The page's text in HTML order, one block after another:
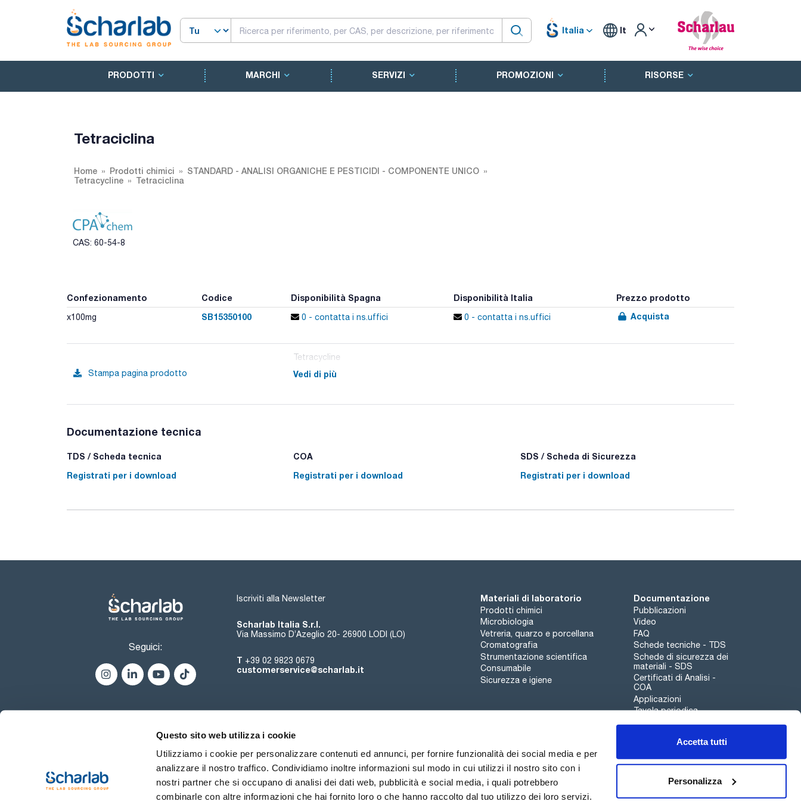
Questo sito web utilizza i cookie
Utilizziamo i cookie per personalizzare contenuti ed annunci, per fornire funzionalità dei social media e per
analizzare il nostro traffico. Condividiamo inoltre informazioni sul modo in cui utilizzi il nostro sito con i
nostri partner che si occupano di analisi dei dati web, pubblicità e social media, i quali potrebbero
combinarle con altre informazioni che hai fornito loro o che hanno raccolto dal tuo utilizzo dei loro servizi.
Accetta tutti
Personalizza
Italia It
PRODOTTI MARCHI SERVIZI PROMOZIONI RISORSE
Tetraciclina
Home Prodotti chimici
STANDARD - ANALISI ORGANICHE E PESTICIDI - COMPONENTE UNICO
Tetracycline
Tetraciclina
CAS: 60-54-8
Confezionamento Codice Disponibilità Spagna Disponibilità Italia Prezzo prodotto
x100mg SB15350100 0 - contatta i ns.uffici 0 - contatta i ns.uffici Acquista
Stampa pagina prodotto
Tetracycline
Vedi di più
Documentazione tecnica
TDS / Scheda tecnica
Registrati per i download
COA
Registrati per i download
SDS / Scheda di Sicurezza
Registrati per i download
Seguici:
Iscriviti alla Newsletter
Scharlab Italia S.r.l.
Via Massimo D’Azeglio 20- 26900 LODI (LO)
T +39 02 9823 0679
customerservice@scharlab.it
Materiali di laboratorio
Prodotti chimici
Microbiologia
Vetreria, quarzo e porcellana
Cromatografia
Strumentazione scientifica
Consumabile
Sicurezza e igiene
Documentazione
Pubblicazioni
Video
FAQ
Schede tecniche - TDS
Schede di sicurezza dei
materiali - SDS
Certificati di Analisi -
COA
Applicazioni
Tavola periodica
Canale di segnalazioni
Chi siamo Eventi Contatto Novità